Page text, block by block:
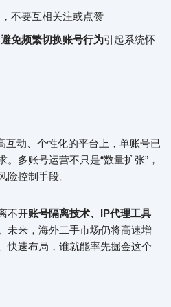
不要互相关注或点赞
避免频繁切换账号行为引起系统怀
互动、个性化的平台上，单账号已
多账号运营不只是“数量扩张”，
险控制手段。
不开账号隔离技术、IP代理工具
未来，海外二手市场仍将高速增
快速布局，谁就能率先掘金这个